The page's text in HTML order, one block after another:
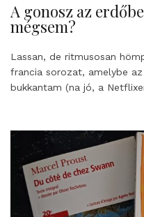
A gonosz az
mégsem?
Lassan, de ritmusosan
francia sorozat, amelybe
bukkantam (na jó, a